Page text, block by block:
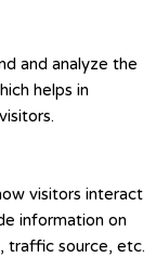
and analyze the
helps in
visitors interact
information on
traffic source, etc.